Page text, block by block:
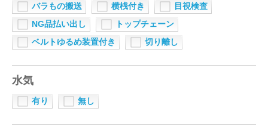
バーチカル装置（垂直搬送機）
周辺機器
オークラの取組み
サイトポリシー
バラもの搬送
横桟付き
目視検査
NG品払い出し
トップチェーン
ベルトゆるめ装置付き
切り離し
水気
有り 無し